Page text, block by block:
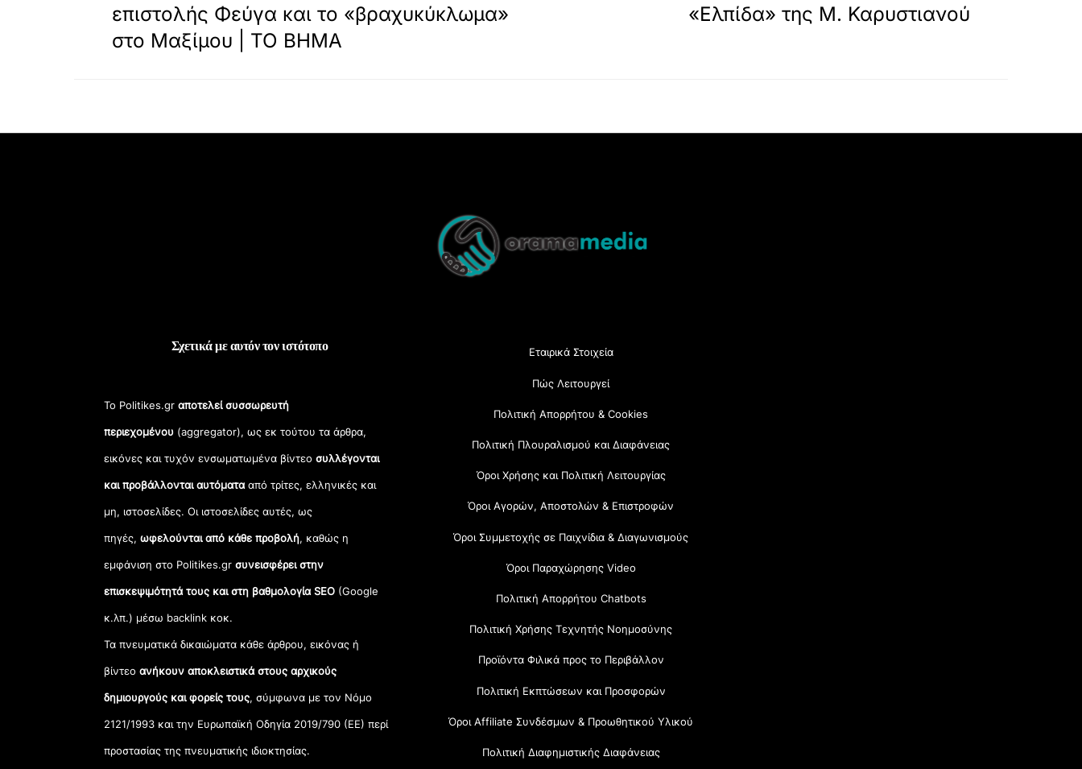
επιστολής Φεύγα και το «βραχυκύκλωμα»
στο Μαξίμου | ΤΟ ΒΗΜΑ
«Ελπίδα» της Μ. Καρυστιανού
Top
Σχετικά με αυτόν τον ιστότοπο
Το Politikes.grαποτελεί συσσωρευτή
περιεχομένου (aggregator), ως εκ τούτου τα άρθρα,
εικόνες και τυχόν ενσωματωμένα βίντεοσυλλέγονται
και προβάλλονται αυτόματααπό τρίτες, ελληνικές και
μη, ιστοσελίδες. Οι ιστοσελίδες αυτές, ως
πηγές,ωφελούνται από κάθε προβολή, καθώς η
εμφάνιση στο Politikes.gr συνεισφέρει στην
επισκεψιμότητά τους και στη βαθμολογία SEO (Google
κ.λπ.) μέσω backlink κοκ.
Τα πνευματικά δικαιώματα κάθε άρθρου, εικόνας ή
βίντεοανήκουν αποκλειστικά στους αρχικούς
δημιουργούς και φορείς τους, σύμφωνα με τον Νόμο
2121/1993 και την Ευρωπαϊκή Οδηγία 2019/790 (ΕΕ) περί
προστασίας της πνευματικής ιδιοκτησίας.
Εταιρικά Στοιχεία
Πώς Λειτουργεί
Πολιτική Απορρήτου & Cookies
Πολιτική Πλουραλισμού και Διαφάνειας
Όροι Χρήσης και Πολιτική Λειτουργίας
Όροι Αγορών, Αποστολών & Επιστροφών
Όροι Συμμετοχής σε Παιχνίδια & Διαγωνισμούς
Όροι Παραχώρησης Video
Πολιτική Απορρήτου Chatbots
Πολιτική Χρήσης Τεχνητής Νοημοσύνης
Προϊόντα Φιλικά προς το Περιβάλλον
Πολιτική Εκπτώσεων και Προσφορών
Όροι Affiliate Συνδέσμων & Προωθητικού Υλικού
Πολιτική Διαφημιστικής Διαφάνειας